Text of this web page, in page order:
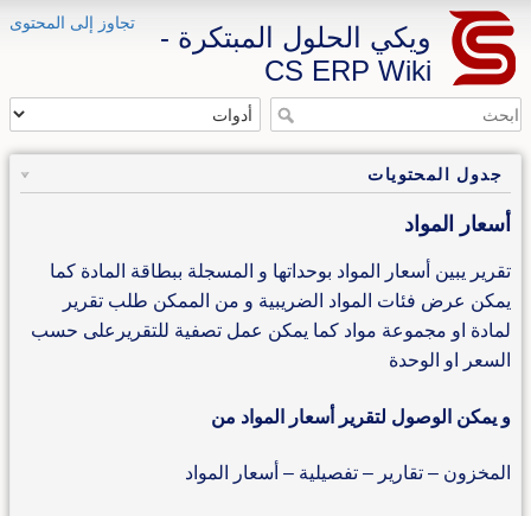
تجاوز إلى المحتوى
ويكي الحلول المبتكرة -
CS ERP Wiki
جدول المحتويات
أسعار المواد
تقرير يبين أسعار المواد بوحداتها و المسجلة ببطاقة المادة كما
يمكن عرض فئات المواد الضريبية و من الممكن طلب تقرير
لمادة او مجموعة مواد كما يمكن عمل تصفية للتقريرعلى حسب
السعر او الوحدة
و يمكن الوصول لتقرير أسعار المواد من
المخزون – تقارير – تفصيلية – أسعار المواد